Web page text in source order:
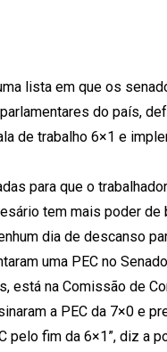
lista em que os
do país,
de trabalho 6×1 e
para que o
tem mais poder de
dia de descanso
uma PEC no
está na Comissão de
a PEC da 7×0 e
pelo fim da 6×1”, diz a